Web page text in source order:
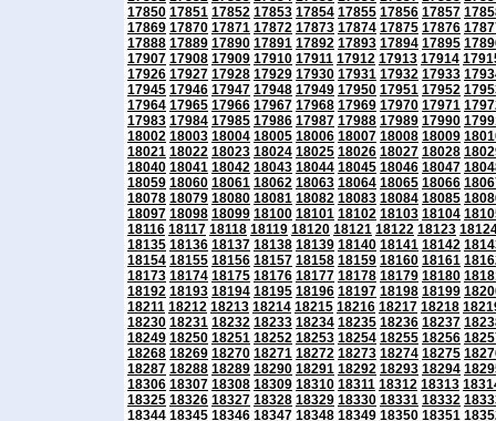
17850 17851 17852 17853 17854 17855 17856 17857
17869 17870 17871 17872 17873 17874 17875 17876
17888 17889 17890 17891 17892 17893 17894 17895
17907 17908 17909 17910 17911 17912 17913 17914
17926 17927 17928 17929 17930 17931 17932 17933
17945 17946 17947 17948 17949 17950 17951 17952
17964 17965 17966 17967 17968 17969 17970 17971
17983 17984 17985 17986 17987 17988 17989 17990
18002 18003 18004 18005 18006 18007 18008 18009
18021 18022 18023 18024 18025 18026 18027 18028
18040 18041 18042 18043 18044 18045 18046 18047
18059 18060 18061 18062 18063 18064 18065 18066
18078 18079 18080 18081 18082 18083 18084 18085
18097 18098 18099 18100 18101 18102 18103 18104
18116 18117 18118 18119 18120 18121 18122 18123
18135 18136 18137 18138 18139 18140 18141 18142
18154 18155 18156 18157 18158 18159 18160 18161
18173 18174 18175 18176 18177 18178 18179 18180
18192 18193 18194 18195 18196 18197 18198 18199
18211 18212 18213 18214 18215 18216 18217 18218
18230 18231 18232 18233 18234 18235 18236 18237
18249 18250 18251 18252 18253 18254 18255 18256
18268 18269 18270 18271 18272 18273 18274 18275
18287 18288 18289 18290 18291 18292 18293 18294
18306 18307 18308 18309 18310 18311 18312 18313
18325 18326 18327 18328 18329 18330 18331 18332
18344 18345 18346 18347 18348 18349 18350 18351